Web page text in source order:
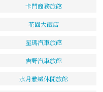
卡門商務旅館
花園大飯店
星瑪汽車旅館
吉野汽車旅館
水月雅緻休閒旅館